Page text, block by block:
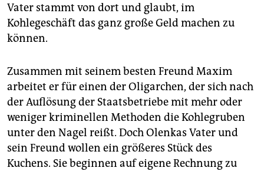
Vater stammt von dort und glaubt, im
Kohlegeschäft das ganz große Geld machen zu
können.
Zusammen mit seinem besten Freund Maxim
arbeitet er für einen der Oligarchen, der sich nach
der Auflösung der Staatsbetriebe mit mehr oder
weniger kriminellen Methoden die Kohlegruben
unter den Nagel reißt. Doch Olenkas Vater und
sein Freund wollen ein größeres Stück des
Kuchens. Sie beginnen auf eigene Rechnung zu